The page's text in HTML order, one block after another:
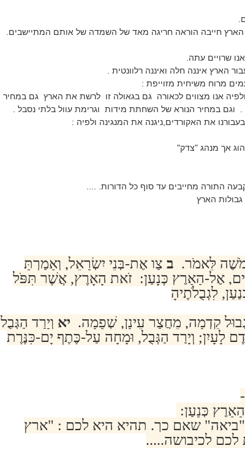
הארץ חייבה הוראה חריגה מאד של השמדה של אותם המתיישבים.
שרויים עתה.
הארץ איננה חלה ואיננה רלוונטית .
מרוח משיחית מזוייפת :
אנו מצווים לכאורה גם בגאולה זו לרשת את הארץ גם במחיר
במחיר הנורא של השחתת מידות וגרימת עוול בלתי נסבל .
את האקורדים,ניגנה את המנגינה ולפיה :
אך מנהג "צדק"
התורה מחייבים עד סוף כל הדורות. ....
הארץ
מֹשֶׁה לֵּאמֹר. ב צַו אֶת-בְּנֵי יִשְׂרָאֵל, וְאָמַרְתָּ
אֶל-הָאָרֶץ כְּנָעַן: זֹאת הָאָרֶץ, אֲשֶׁר תִּפֹּל
לִגְבֻלֹתֶיהָ
קֵדְמָה, מֵחֲצַר עֵינָן, שְׁפָמָה. יא וְיָרַד הַגְּבֻל
לָעָיִן; וְיָרַד הַגְּבֻל, וּמָחָה עַל-כֶּתֶף יָם-כִּנֶּרֶת
כְּנָעַן:
"ביאה" שאם כך. תהיא היא לכם : "ארץ
לכם לכיבושה.....